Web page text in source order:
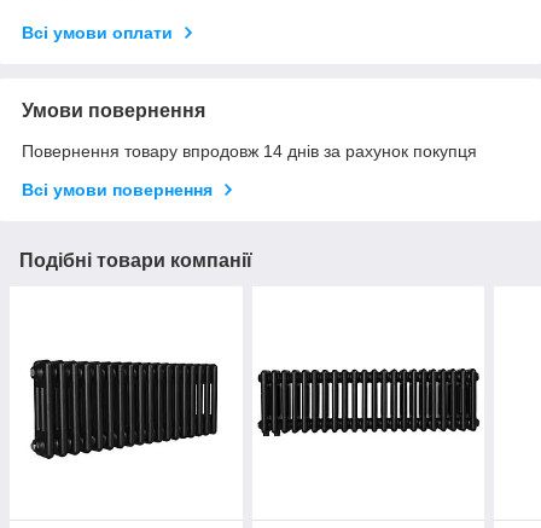
Всі умови оплати
Умови повернення
Повернення товару впродовж 14 днів за рахунок покупця
Всі умови повернення
Подібні товари компанії